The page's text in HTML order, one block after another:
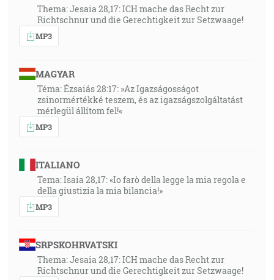
Thema: Jesaia 28,17: ICH mache das Recht zur
Richtschnur und die Gerechtigkeit zur Setzwaage!
MP3
MAGYAR
Téma: Ézsaiás 28:17: »Az Igazságosságot
zsinormértékké teszem, és az igazságszolgáltatást
mérlegül állítom fel!«
MP3
ITALIANO
Tema: Isaia 28,17: «Io farò della legge la mia regola e
della giustizia la mia bilancia!»
MP3
SRPSKOHRVATSKI
Thema: Jesaia 28,17: ICH mache das Recht zur
Richtschnur und die Gerechtigkeit zur Setzwaage!